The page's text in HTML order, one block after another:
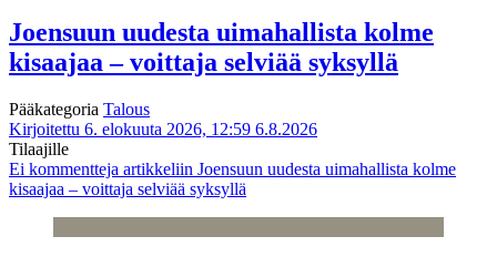
Joensuun uudesta uimahallista kolme
kisaajaa – voittaja selviää syksyllä
Pääkategoria Talous
Kirjoitettu 6. elokuuta 2026, 12:59 6.8.2026
Tilaajille
Ei kommentteja artikkeliin Joensuun uudesta uimahallista kolme
kisaajaa – voittaja selviää syksyllä